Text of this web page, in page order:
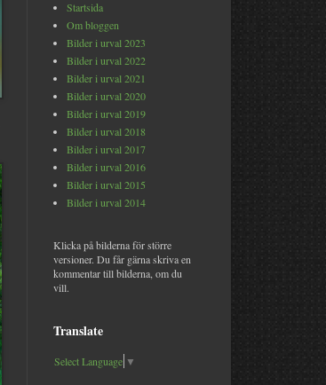
Startsida
Om bloggen
Bilder i urval 2023
Bilder i urval 2022
Bilder i urval 2021
Bilder i urval 2020
Bilder i urval 2019
Bilder i urval 2018
Bilder i urval 2017
Bilder i urval 2016
Bilder i urval 2015
Bilder i urval 2014
Klicka på bilderna för större
versioner. Du får gärna skriva en
kommentar till bilderna, om du
vill.
Translate
Select Language ▼